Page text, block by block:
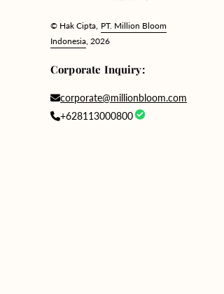
© Hak Cipta, PT. Million Bloom
Indonesia , 2026
Corporate Inquiry:
corporate@millionbloom.com
+628113000800